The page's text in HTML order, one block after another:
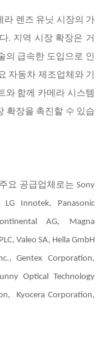
라 렌즈 유닛 시장의 가
. 지역 시장 확장은 거
의 급속한 도입으로 인
자동차 제조업체와 기
와 함께 카메라 시스템
확장을 촉진할 수 있습
요 공급업체로는 Sony
LG Innotek, Panasonic
AG, Magna
Valeo SA, Hella GmbH
Gentex Corporation,
Optical Technology
Kyocera Corporation,